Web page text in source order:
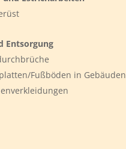
Entsorgung
Fußböden in Gebäuden